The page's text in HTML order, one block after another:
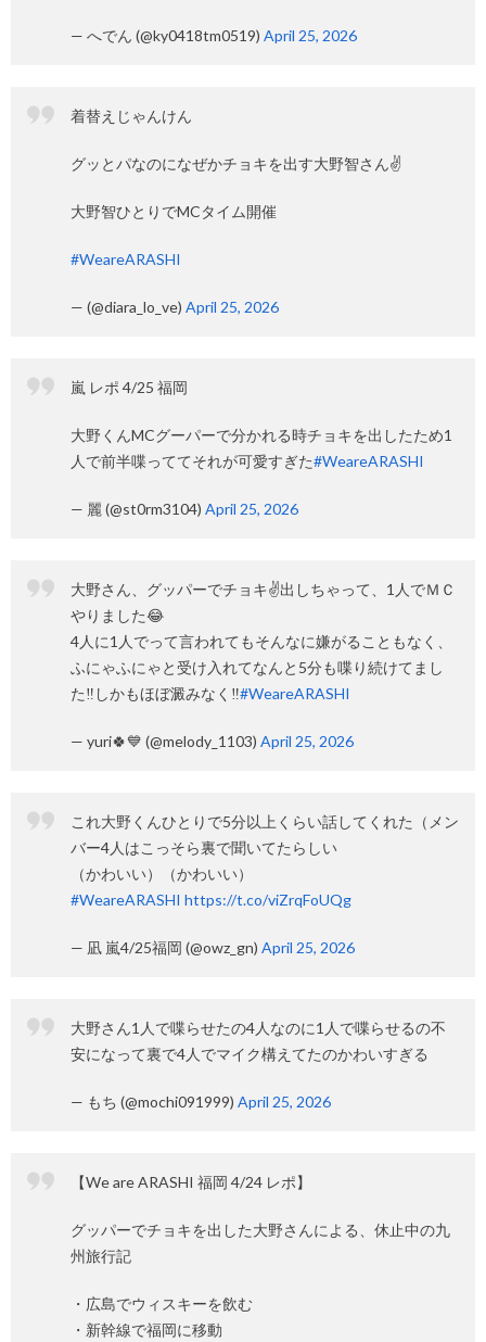
— へでん (@ky0418tm0519) April 25, 2026
着替えじゃんけん
グッとパなのになぜかチョキを出す大野智さん✌️
大野智ひとりでMCタイム開催
#WeareARASHI
— (@diara_lo_ve) April 25, 2026
嵐 レポ 4/25 福岡
大野くんMCグーパーで分かれる時チョキを出したため1
人で前半喋っててそれが可愛すぎた#WeareARASHI
— 麗 (@st0rm3104) April 25, 2026
大野さん、グッパーでチョキ✌️出しちゃって、1人でＭＣ
やりました😂
4人に1人でって言われてもそんなに嫌がることもなく、
ふにゃふにゃと受け入れてなんと5分も喋り続けてまし
た‼️しかもほぼ澱みなく‼️#WeareARASHI
— yuri🍀💙 (@melody_1103) April 25, 2026
これ大野くんひとりで5分以上くらい話してくれた（メン
バー4人はこっそら裏で聞いてたらしい
（かわいい）（かわいい）
#WeareARASHI https://t.co/viZrqFoUQg
— 凪 嵐4/25福岡 (@owz_gn) April 25, 2026
大野さん1人で喋らせたの4人なのに1人で喋らせるの不
安になって裏で4人でマイク構えてたのかわいすぎる
— もち (@mochi091999) April 25, 2026
【We are ARASHI 福岡 4/24 レポ】
グッパーでチョキを出した大野さんによる、休止中の九
州旅行記
・広島でウィスキーを飲む
・新幹線で福岡に移動